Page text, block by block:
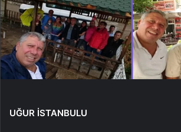
UĞUR İSTANBULU